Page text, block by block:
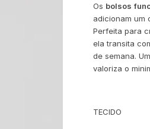
Os bolsos
adicionam um
Perfeita para
ela transita
de semana.
valoriza o
TECIDO